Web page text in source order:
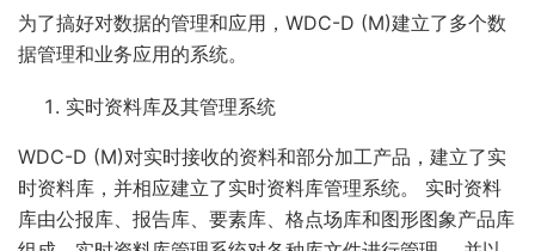
为了搞好对数据的管理和应用，WDC-D (M)建立了多个数
据管理和业务应用的系统。
实时资料库及其管理系统
WDC-D (M)对实时接收的资料和部分加工产品，建立了实
时资料库，并相应建立了实时资料库管理系统。 实时资料
库由公报库、报告库、要素库、格点场库和图形图象产品库